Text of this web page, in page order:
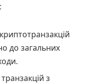
до загальних
з